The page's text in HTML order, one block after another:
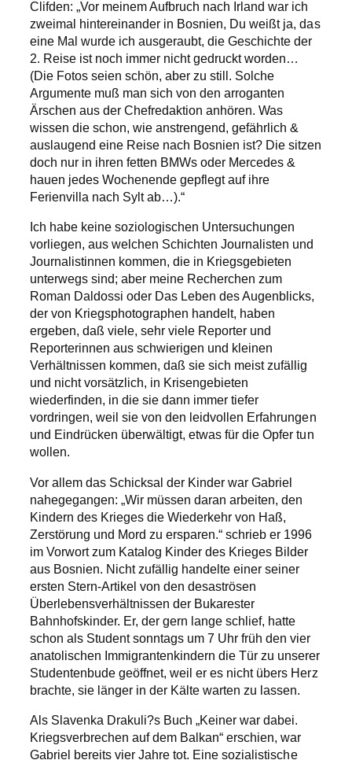
Clifden: „Vor meinem Aufbruch nach Irland war ich
zweimal hintereinander in Bosnien, Du weißt ja, das
eine Mal wurde ich ausgeraubt, die Geschichte der
2. Reise ist noch immer nicht gedruckt worden…
(Die Fotos seien schön, aber zu still. Solche
Argumente muß man sich von den arroganten
Ärschen aus der Chefredaktion anhören. Was
wissen die schon, wie anstrengend, gefährlich &
auslaugend eine Reise nach Bosnien ist? Die sitzen
doch nur in ihren fetten BMWs oder Mercedes &
hauen jedes Wochenende gepflegt auf ihre
Ferienvilla nach Sylt ab…).“
Ich habe keine soziologischen Untersuchungen
vorliegen, aus welchen Schichten Journalisten und
Journalistinnen kommen, die in Kriegsgebieten
unterwegs sind; aber meine Recherchen zum
Roman Daldossi oder Das Leben des Augenblicks,
der von Kriegsphotographen handelt, haben
ergeben, daß viele, sehr viele Reporter und
Reporterinnen aus schwierigen und kleinen
Verhältnissen kommen, daß sie sich meist zufällig
und nicht vorsätzlich, in Krisengebieten
wiederfinden, in die sie dann immer tiefer
vordringen, weil sie von den leidvollen Erfahrungen
und Eindrücken überwältigt, etwas für die Opfer tun
wollen.
Vor allem das Schicksal der Kinder war Gabriel
nahegegangen: „Wir müssen daran arbeiten, den
Kindern des Krieges die Wiederkehr von Haß,
Zerstörung und Mord zu ersparen.“ schrieb er 1996
im Vorwort zum Katalog Kinder des Krieges Bilder
aus Bosnien. Nicht zufällig handelte einer seiner
ersten Stern-Artikel von den desaströsen
Überlebensverhältnissen der Bukarester
Bahnhofskinder. Er, der gern lange schlief, hatte
schon als Student sonntags um 7 Uhr früh den vier
anatolischen Immigrantenkindern die Tür zu unserer
Studentenbude geöffnet, weil er es nicht übers Herz
brachte, sie länger in der Kälte warten zu lassen.
Als Slavenka Drakuli?s Buch „Keiner war dabei.
Kriegsverbrechen auf dem Balkan“ erschien, war
Gabriel bereits vier Jahre tot. Eine sozialistische